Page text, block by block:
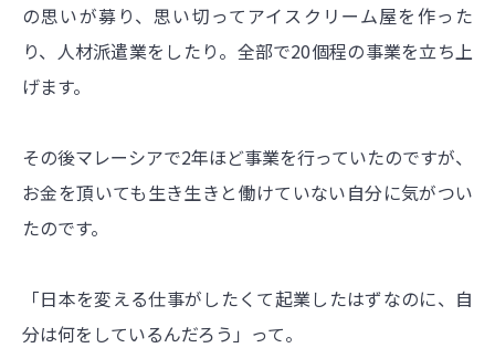
の思いが募り、思い切ってアイスクリーム屋を作った
り、人材派遣業をしたり。全部で20個程の事業を立ち上
げます。
その後マレーシアで2年ほど事業を行っていたのですが、
お金を頂いても生き生きと働けていない自分に気がつい
たのです。
「日本を変える仕事がしたくて起業したはずなのに、自
分は何をしているんだろう」って。